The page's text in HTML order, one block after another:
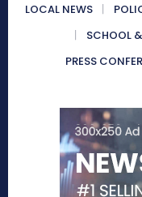
LOCAL NEWS
SCHOOL
PRESS